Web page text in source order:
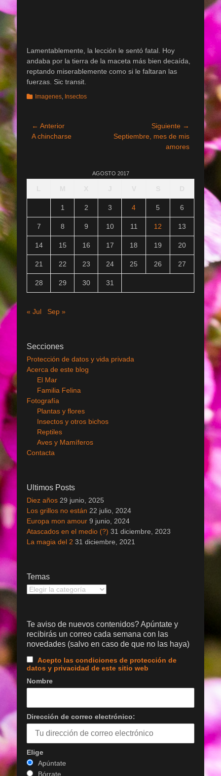
Lamentablemente, la lección le sentó fatal. Hoy
andaba por la tierra de la maceta más bien decaída,
reptando miserablemente como si le faltaran las
fuerzas. Sic transit.
Categorias
Imagenes, Insectos
Navegación
de
← Anterior
Entrada
A chincharse
Siguiente →
Entrada
Septiembre, mes de mis
amores
AGOSTO 2017
1 2 3 4 5 6
7 8 9 10 11 12 13
14 15 16 17 18 19 20
21 22 23 24 25 26 27
28 29 30 31
« Jul Sep »
Secciones
Protección de datos y vida privada
Acerca de este blog
El Mar
Familia Felina
Fotografía
Plantas y flores
Insectos y otros bichos
Reptiles
Aves y Mamíferos
Contacta
Ultimos Posts
Diez años 29 junio, 2025
Los grillos no están 22 julio, 2024
Europa mon amour 9 junio, 2024
Atascados en el medio (?) 31 diciembre, 2023
La magia del 2 31 diciembre, 2021
Temas
Temas
Te aviso de nuevos contenidos? Apúntate y
recibirás un correo cada semana con las
novedades (salvo en caso de que no las haya)
Acepto las condiciones de protección de
datos y privacidad de este sitio web
Nombre
Dirección de correo electrónico:
Elige
Apúntate
Bórrate